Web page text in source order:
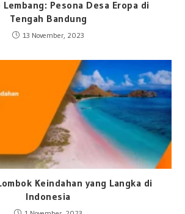
Lembang: Pesona Desa Eropa di
Tengah Bandung
13 November, 2023
Keindahan yang Langka di
Indonesia